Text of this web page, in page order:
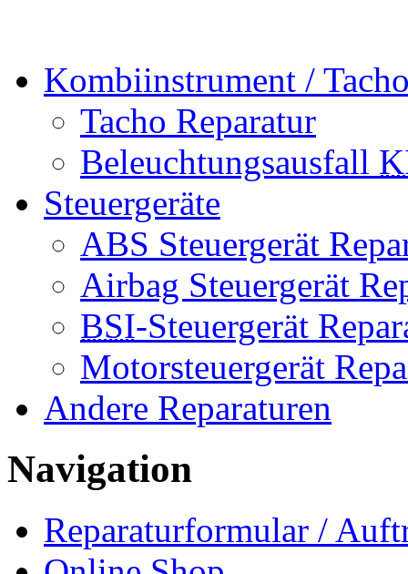
Kombiinstrument /
Tacho Reparatur
Beleuchtungsausfall
Steuergeräte
ABS Steuergerät
Airbag Steuergerät
BSI-Steuergerät
Motorsteuergerät
Andere Reparaturen
Navigation
Reparaturformular /